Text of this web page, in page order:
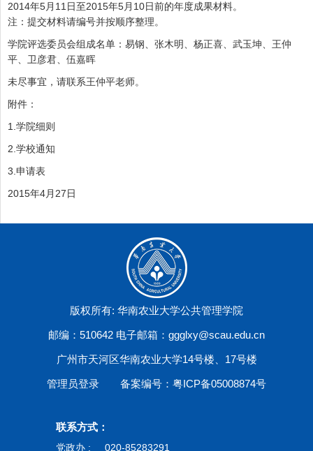
2014年5月11日至2015年5月10日前的年度成果材料。
注：提交材料请编号并按顺序整理。
学院评选委员会组成名单：易钢、张木明、杨正喜、武玉坤、王仲
平、卫彦君、伍嘉晖
未尽事宜，请联系王仲平老师。
附件：
1.学院细则
2. 学校通知
3. 申请表
2015年4月27日
版权所有: 华南农业大学公共管理学院
邮编：510642 电子邮箱：ggglxy@scau.edu.cn
广州市天河区华南农业大学14号楼、17号楼
管理员登录 备案编号：粤ICP备05008874号
联系方式：
党政办 : 020-85283291